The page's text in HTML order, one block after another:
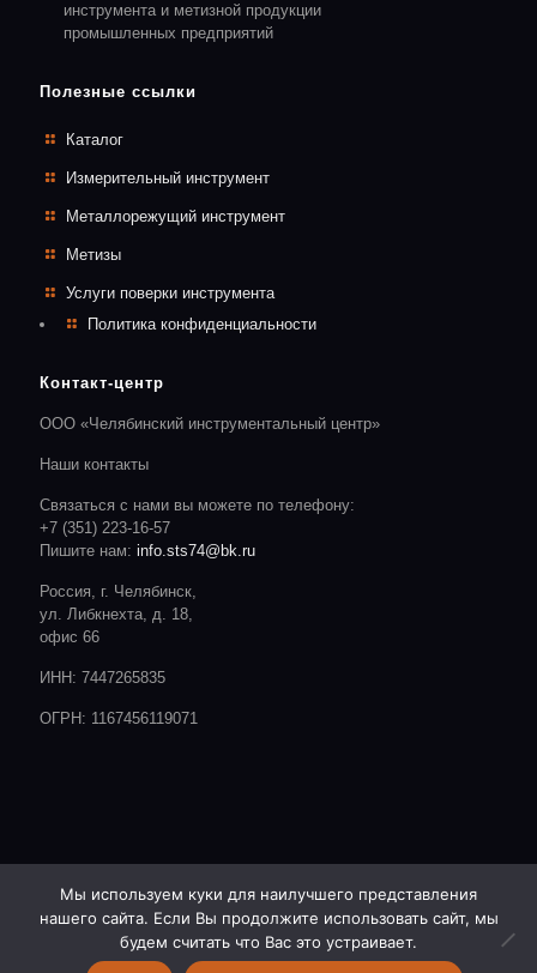
инструмента и метизной продукции
промышленных предприятий
Полезные ссылки
Каталог
Измерительный инструмент
Металлорежущий инструмент
Метизы
Услуги поверки инструмента
Политика конфиденциальности
Контакт-центр
ООО «Челябинский инструментальный центр»
Наши контакты
Связаться с нами вы можете по телефону:
+7 (351) 223-16-57
Пишите нам: info.sts74@bk.ru
Россия, г. Челябинск,
ул. Либкнехта, д. 18,
офис 66
ИНН: 7447265835
ОГРН: 1167456119071
© 2020 CTC. Все права защищены.Сайт разработан студией:
ОТ А ДО Я | РЕКЛАМА | ЧЕЛЯБИНСК |- http://advert74.ru/
Мы используем куки для наилучшего представления
нашего сайта. Если Вы продолжите использовать сайт, мы
будем считать что Вас это устраивает.